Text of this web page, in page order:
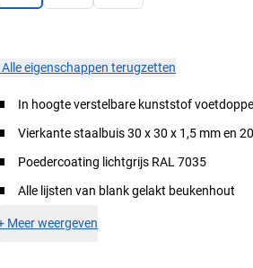
Alle eigenschappen terugzetten
In hoogte verstelbare kunststof
Vierkante staalbuis 30 x 30 x 1,5 mm en
Poedercoating lichtgrijs RAL 7035
Alle lijsten van blank gelakt beukenhout
Meer weergeven